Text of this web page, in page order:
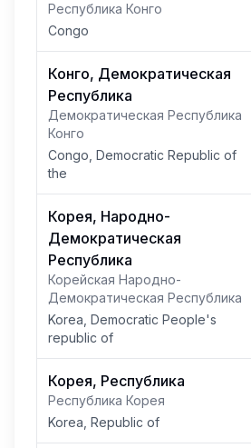
Республика Конго
Congo
Конго, Демократическая
Республика
Демократическая Республика
Конго
Congo, Democratic Republic of
the
Корея, Народно-
Демократическая
Республика
Корейская Народно-
Демократическая Республика
Korea, Democratic People's
republic of
Корея, Республика
Республика Корея
Korea, Republic of